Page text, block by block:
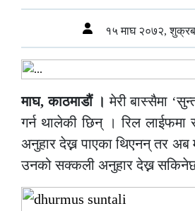
१५ माघ २०७२,
माघ, काठमाडौं । मेरी बास्सैमा
गर्न थालेकी छिन् । रिल
अनुहार देख्न पाएका थिएनन् तर अब
उनको सक्कली अनुहार देख्न